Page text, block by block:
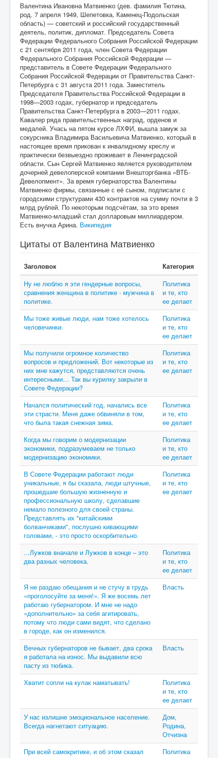
Валентина Ивановна Матвиенко (дев. фамилия Тютина,
род. 7 апреля 1949, Шепетовка, Каменец-Подольская
область) — советский и российский государственный
деятель, политик, дипломат. Председатель Совета
Федерации Федерального Собрания Российской Федерации
с 21 сентября 2011 года, член Совета Федерации
Федерального Собрания Российской Федерации —
представитель в Совете Федерации Федерального
Собрания Российской Федерации от Правительства Санкт-
Петербурга с 31 августа 2011 года. Заместитель
Председателя Правительства Российской Федерации в
1998—2003 годах, губернатор и председатель
Правительства Санкт-Петербурга в 2003—2011 годах.
Кавалер ряда правительственных наград, орденов и
медалей. Учась на пятом курсе ЛХФИ, вышла замуж за
сокурсника Владимира Васильевича Матвиенко, который в
настоящее время прикован к инвалидному креслу и
практически безвыездно проживает в Ленинградской
области. Сын Сергей Матвиенко является руководителем
дочерней девелоперской компании Внешторгбанка «ВТБ-
Девелопмент». За время губернаторства Валентины
Матвиенко фирмы, связанные с её сыном, подписали с
городскими структурами 430 контрактов на сумму почти в 3
млрд рублей. По некоторым подсчётам, за это время
Матвиенко-младший стал долларовым миллиардером.
Есть внучка Арина. Википедия
Цитаты от Валентина Матвиенко
Заголовок
Категория
Ну не люблю я эти гендерные вопросы,
сравнения женщина в политике - мужчина в
политике.
Политика
и те, кто
ее делает
Мы тоже живые люди, нам тоже хотелось
человечинки.
Политика
и те, кто
ее делает
Мы получили огромное количество
вопросов и предложений. Вот некоторые из
них мне кажутся, представляются очень
интересными… Так вы курилку закрыли в
Совете Федерации?
Политика
и те, кто
ее делает
Начался политический год, начались все
эти страсти. Меня даже обвиняли в том,
что была такая снежная зима.
Политика
и те, кто
ее делает
Когда мы говорим о модернизации
экономики, подразумеваем не только
модернизацию экономики.
Политика
и те, кто
ее делает
В Совете Федерации работают люди
уникальные, я бы сказала, люди штучные,
прошедшие большую жизненную и
профессиональную школу, сделавшие
немало полезного для своей страны.
Представлять их "китайскими
болванчиками", послушно кивающими
головами, - это просто оскорбительно.
Политика
и те, кто
ее делает
...Лужков вначале и Лужков в конце – это
два разных человека.
Политика
и те, кто
ее делает
Я не раздаю обещания и не стучу в грудь
«проголосуйте за меня!». Я же восемь лет
работаю губернатором. И мне не надо
«дополнительно» за себя агитировать,
потому что люди сами видят, что сделано
в городе, как он изменился.
Власть
Вечных губернаторов не бывает, два срока
я работала на износ. Мы выдавили всю
пасту из тюбика.
Власть
Хватит сопли на кулак наматывать!
Политика
и те, кто
ее делает
У нас излишне эмоциональное население.
Всегда нагнетают ситуацию.
Дом,
Родина,
Отчизна
При всей самокритике, и об этом сказал
Политика